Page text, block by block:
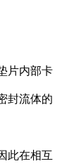
片内部卡
封流体的
此在相互